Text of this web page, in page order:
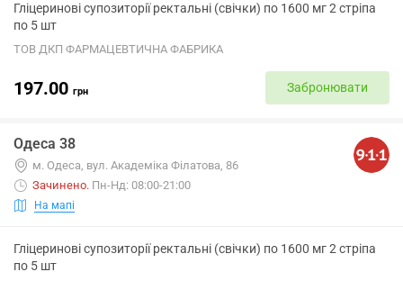
Гліцеринові супозиторії ректальні (свічки) по 1600 мг 2 стріпа
по 5 шт
ТОВ ДКП ФАРМАЦЕВТИЧНА ФАБРИКА
197.00 грн Забронювати
Одеса 38
м. Одеса, вул. Академіка Філатова, 86
Зачинено. Пн-Нд: 08:00-21:00
На мапі
Гліцеринові супозиторії ректальні (свічки) по 1600 мг 2 стріпа
по 5 шт